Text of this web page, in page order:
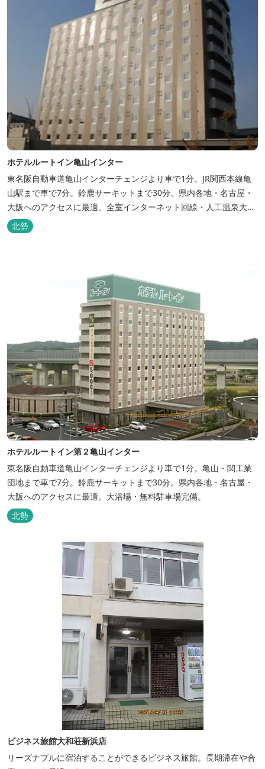
ホテルルートイン亀山インター
東名阪自動車道亀山インターチェンジより車で1分。JR関西本線亀
山駅まで車で7分。鈴鹿サーキットまで30分。県内各地・名古屋・
大阪へのアクセスに最適。全室インターネット回線・人工温泉大浴
場・無料平面駐車場89台完備。
北勢
ホテルルートイン第２亀山インター
東名阪自動車道亀山インターチェンジより車で1分。亀山・関工業
団地まで車で7分。鈴鹿サーキットまで30分。県内各地・名古屋・
大阪へのアクセスに最適。大浴場・無料駐車場完備。
北勢
ビジネス旅館大和荘新浜店
リーズナブルに宿泊することができるビジネス旅館。長期滞在や合